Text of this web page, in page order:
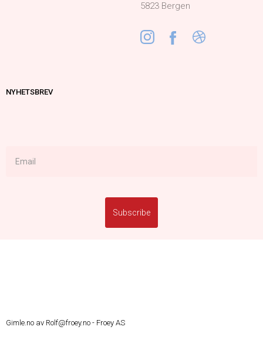
5823 Bergen
NYHETSBREV
Gimle.no av Rolf@froey.no - Froey AS